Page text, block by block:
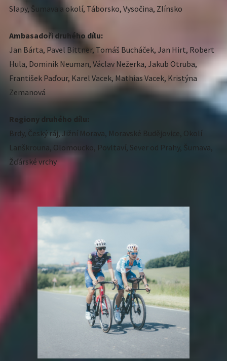
Slapy, Šumava a okolí, Táborsko, Vysočina, Zlínsko
Ambasadoři druhého dílu:
Jan Bárta, Pavel Bittner, Tomáš Bucháček, Jan Hirt, Robert
Hula, Dominik Neuman, Václav Nežerka, Jakub Otruba,
František Paďour, Karel Vacek, Mathias Vacek, Kristýna
Zemanová
Regiony druhého dílu:
Brdy, Český ráj, Jižní Morava, Moravské Budějovice, Okolí
Lanškrouna, Olomoucko, Povltaví, Sever od Prahy, Šumava,
Žďárské vrchy